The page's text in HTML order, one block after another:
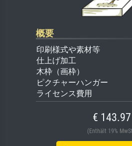
概要
印刷様式や素材等
仕上げ加工
木枠（画枠）
ピクチャーハンガー
ライセンス費用
€ 143.97
(Enthält 19%